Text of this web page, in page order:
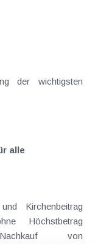
der wichtigsten
alle
Kirchenbeitrag
Höchstbetrag
von